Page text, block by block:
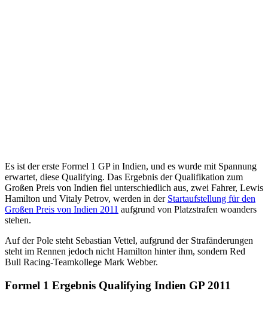
Es ist der erste Formel 1 GP in Indien, und es wurde mit Spannung
erwartet, diese Qualifying. Das Ergebnis der Qualifikation zum
Großen Preis von Indien fiel unterschiedlich aus, zwei Fahrer, Lewis
Hamilton und Vitaly Petrov, werden in der Startaufstellung für den
Großen Preis von Indien 2011 aufgrund von Platzstrafen woanders
stehen.
Auf der Pole steht Sebastian Vettel, aufgrund der Strafänderungen
steht im Rennen jedoch nicht Hamilton hinter ihm, sondern Red
Bull Racing-Teamkollege Mark Webber.
Formel 1 Ergebnis Qualifying Indien GP 2011